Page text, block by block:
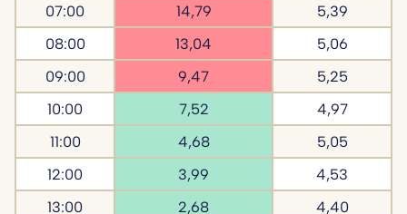
07:00
14,79
5,39
08:00
13,04
5,06
09:00
9,47
5,25
10:00
7,52
4,97
11:00
4,68
5,05
12:00
3,99
4,53
13:00
2,68
4,40